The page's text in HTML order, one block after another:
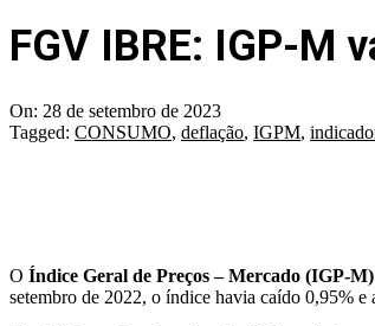
FGV IBRE: IGP-M
On: 28 de setembro de 2023
Tagged: CONSUMO, deflação, IGPM,
O Índice Geral de Preços – Mercado (IGP-M)
setembro de 2022, o índice havia caído 0,95% e